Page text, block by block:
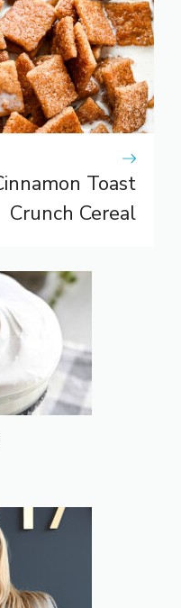
Toast
Crunch Cereal